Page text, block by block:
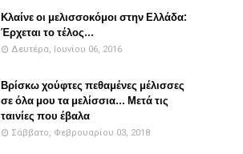
Κλαίνε οι μελισσοκόμοι στην Ελλάδα:
Έρχεται το τέλος...
Δευτέρα, Ιουνίου 06, 2016
Βρίσκω χούφτες πεθαμένες μέλισσες
σε όλα μου τα μελίσσια... Μετά τις
ταινίες που έβαλα
Σάββατο, Φεβρουαρίου 03, 2018